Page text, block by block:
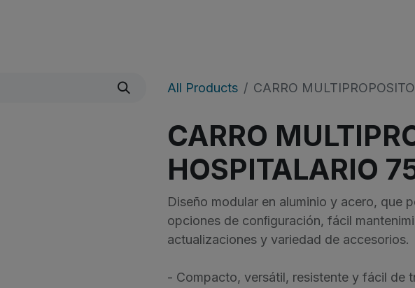
All Products CARRO
CARRO
HOSPITALARIO
Diseño modular en aluminio y acero, que
opciones de conﬁguración, fácil
actualizaciones y variedad de accesorios.
- Compacto, versátil, resistente y fácil de